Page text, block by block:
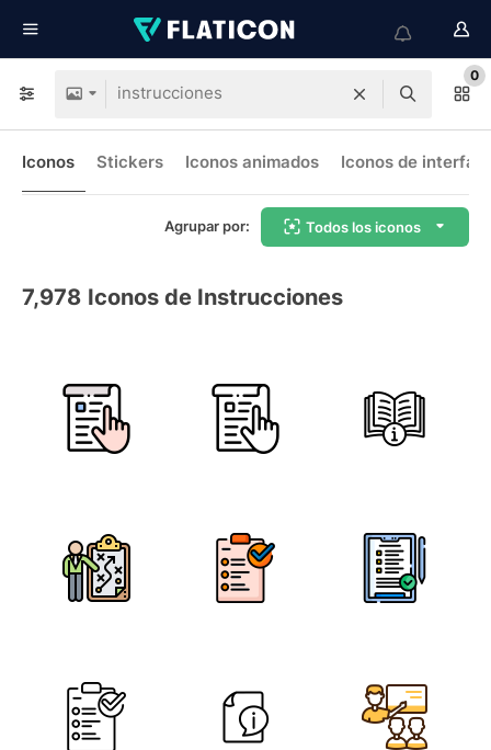
0
Iconos Stickers Iconos animados Iconos de interfaz
Agrupar por: Todos los iconos
7,978 Iconos de Instrucciones